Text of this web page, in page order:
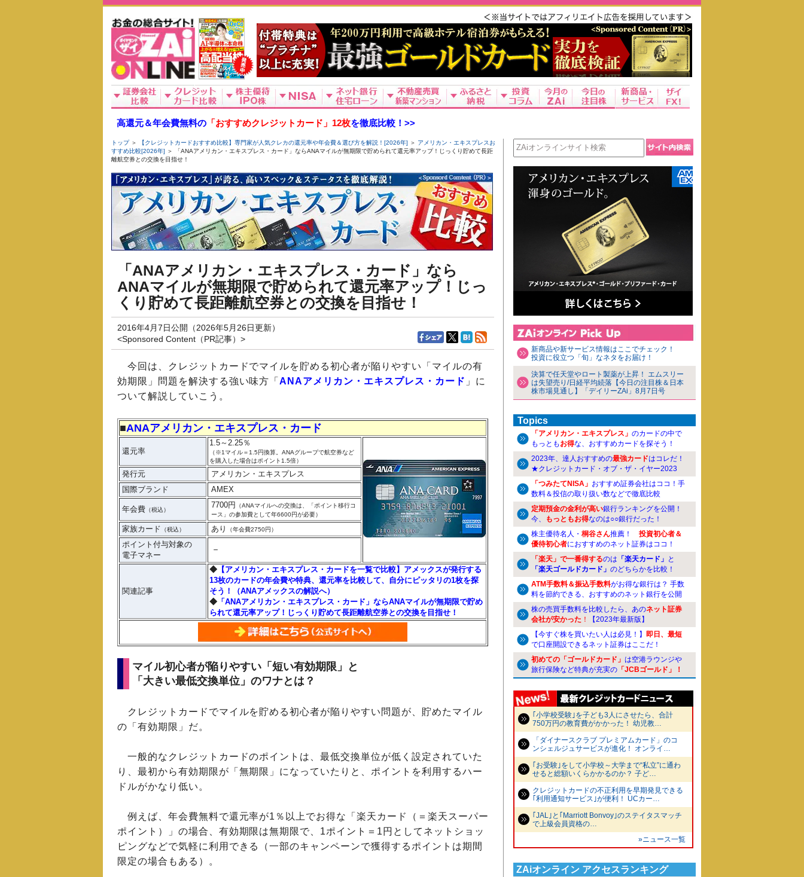
高還元＆年会費無料の 「おすすめクレジットカード」12枚を徹底比較！>>
トップ＞ 【クレジットカードおすすめ比較】専門家が人気クレカの還元率や年会費＆選び方を解説！[2026年] ＞ アメリカン・エキスプレスお
すすめ比較[2026年] ＞ 「ANAアメリカン・エキスプレス・カード」ならANAマイルが無期限で貯められて還元率アップ！じっくり貯めて長距
離航空券との交換を目指せ！
「ANAアメリカン・エキスプレス・カード」なら
ANAマイルが無期限で貯められて還元率アップ！じっ
くり貯めて長距離航空券との交換を目指せ！
2016年4月7日公開（2026年5月26日更新）
<Sponsored Content（PR記事）>
今回は、クレジットカードでマイルを貯める初心者が陥りやすい「マイルの有
効期限」問題を解決する強い味方「ANAアメリカン・エキスプレス・カード 」に
ついて解説していこう。
■ANAアメリカン・エキスプレス・カード
還元率
1.5～2.25％
（※1マイル＝1.5円換算。ANAグループで航空券など
を購入した場合はポイント1.5倍）
発行元
アメリカン・エキスプレス
国際ブランド
AMEX
年会費 （税込）
7700円 （ANAマイルへの交換は、「ポイント移行コ
ース」の参加費として年6600円が必要）
家族カード （税込） あり （年会費2750円）
ポイント付与対象の
電子マネー
－
関連記事
◆ 【アメリカン・エキスプレス・カードを一覧で比較】アメックスが発行する
13枚のカードの年会費や特典、還元率を比較して、自分にピッタリの1枚を探
そう！（ANAアメックスの解説へ）
◆ 「ANAアメリカン・エキスプレス・カード」ならANAマイルが無期限で貯め
られて還元率アップ！じっくり貯めて長距離航空券との交換を目指せ！
マイル初心者が陥りやすい「短い有効期限」と
「大きい最低交換単位」のワナとは？
クレジットカードでマイルを貯める初心者が陥りやすい問題が、貯めたマイル
の「有効期限」だ。
一般的なクレジットカードのポイントは、最低交換単位が低く設定されていた
り、最初から有効期限が「無期限」になっていたりと、ポイントを利用するハー
ドルがかなり低い。
例えば、年会費無料で還元率が1％以上でお得な「楽天カード（＝楽天スーパー
ポイント）」の場合、有効期限は無期限で、1ポイント＝1円としてネットショッ
ピングなどで気軽に利用できる（一部のキャンペーンで獲得するポイントは期間
限定の場合もある）。
新商品や新サービス情報はここでチェック！
投資に役立つ「旬」なネタをお届け！
決算で任天堂やロート製薬が上昇！ エムスリー
は失望売り/日経平均続落【今日の注目株＆日本
株市場見通し】「デイリーZAi」8月7日号
Topics
「アメリカン・エキスプレス」 のカードの中で
もっとも お得な、おすすめカードを探そう！
2023年、達人おすすめの最強カードはコレだ！
★クレジットカード・オブ・ザ・イヤー2023
「つみたてNISA」 おすすめ証券会社はココ！手
数料＆投信の取り扱い数などで徹底比較
定期預金の金利が高い銀行ランキングを公開！
今、
もっともお得なのは○○銀行だった！
株主優待名人・ 桐谷さん推薦！ 投資初心者＆
優待初心者におすすめのネット証券はココ！
「楽天」で一番得するのは 「楽天カード」 と
「楽天ゴールドカード」 のどちらかを比較！
ATM手数料＆振込手数料がお得な銀行は？ 手数
料を節約できる、おすすめのネット銀行を公開
株の売買手数料を比較したら、あのネット証券
会社が安かった ！
【2023年最新版】
【今すぐ株を買いたい人は必見！】
即日、最短
で口座開設できるネット証券はここだ！
初めての「ゴールドカード」 は空港ラウンジや
旅行保険など特典が充実の 「JCBゴールド」！
｢小学校受験｣を子ども3人にさせたら、合計
750万円の教育費がかかった！ 幼児教…
「ダイナースクラブ プレミアムカード」のコ
ンシェルジュサービスが進化！ オンライ…
｢お受験｣をして小学校～大学まで“私立”に通わ
せると総額いくらかかるのか？ 子ど…
クレジットカードの不正利用を早期発見できる
｢利用通知サービス｣が便利！ UCカー…
｢JAL｣と｢Marriott Bonvoy｣のステイタスマッチ
で上級会員資格の…
»ニュース一覧
ZAiオンライン アクセスランキング